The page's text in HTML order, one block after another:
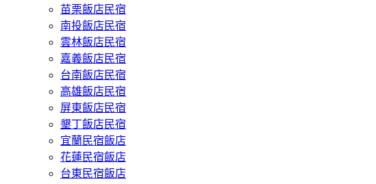
苗栗飯店民宿
南投飯店民宿
雲林飯店民宿
嘉義飯店民宿
台南飯店民宿
高雄飯店民宿
屏東飯店民宿
墾丁飯店民宿
宜蘭民宿飯店
花蓮民宿飯店
台東民宿飯店